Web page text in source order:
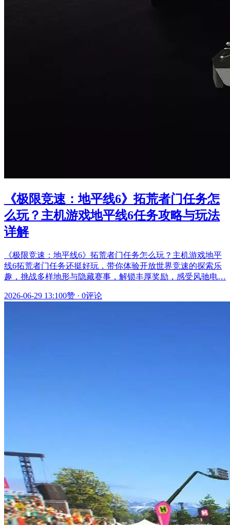
《极限竞速：地平线6》拓荒者门任务怎
么玩？主机游戏地平线6任务攻略与玩法
详解
《极限竞速：地平线6》拓荒者门任务怎么玩？主机游戏地平
线6拓荒者门任务还挺好玩，带你体验开放世界竞速的探索乐
趣，挑战多样地形与隐藏赛事，解锁丰厚奖励，感受风驰电…
2026-06-29 13:100赞 · 0评论